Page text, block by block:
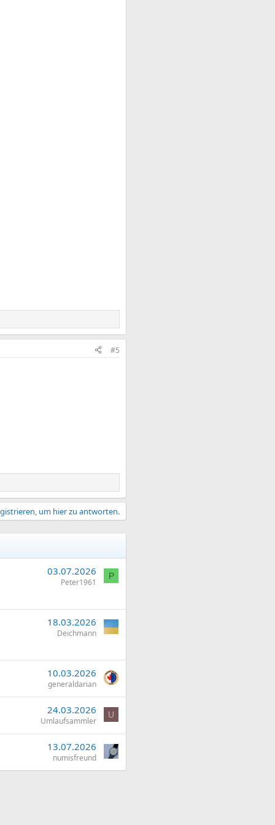
#5
um hier zu antworten.
03.07.2026
Peter1961
P
18.03.2026
Deichmann
10.03.2026
generaldarian
24.03.2026
Umlaufsammler
U
13.07.2026
numisfreund